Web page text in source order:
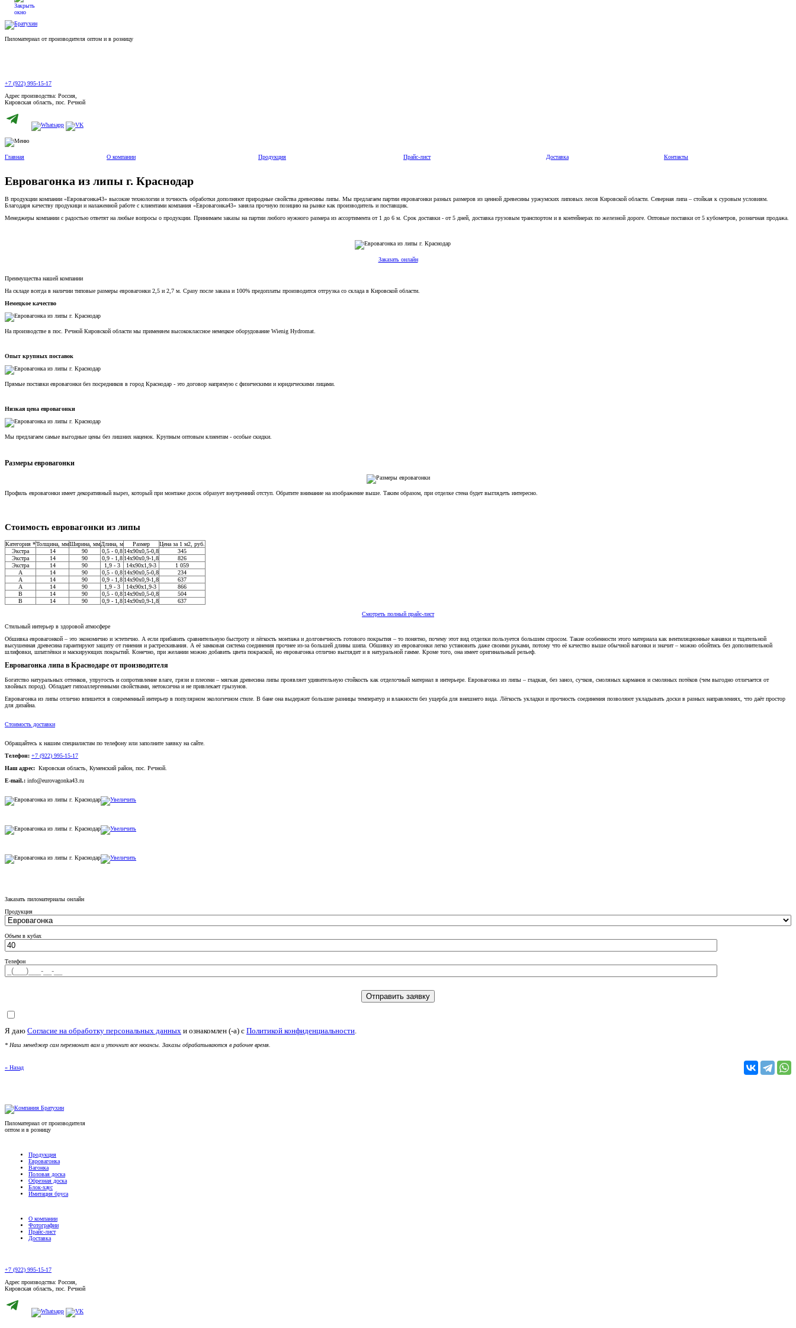
Пиломатериал от производителя оптом и в розницу
+7 (922) 995-15-17
Адрес производства: Россия,
Кировская область, пос. Речной
Главная О компании Продукция Прайс-лист Доставка Контакты
Евровагонка из липы г. Краснодар
В продукции компании «Евровагонка43» высокие технологии и точность обработки дополняют природные свойства древесины липы. Мы предлагаем партии евровагонки разных размеров из ценной древесины уржумских липовых лесов Кировской области. Северная липа – стойкая к суровым условиям.
Благодаря качеству продукици и налаженной работе с клиентами компания «Евровагонка43» заняла прочную позицию на рынке как производитель и поставщик.
Менеджеры компании с радостью ответят на любые вопросы о продукции. Принимаем заказы на партии любого нужного размера из ассортимента от 1 до 6 м. Срок доставки - от 5 дней, доставка грузовым транспортом и в контейнерах по железной дороге. Оптовые поставки от 5 кубометров, розничная продажа.
Заказать онлайн
Преимущества нашей компании
На складе всегда в наличии типовые размеры евровагонки 2,5 и 2,7 м. Сразу после заказа и 100% предоплаты производится отгрузка со склада в Кировской области.
Немецкое качество
На производстве в пос. Речной Кировской области мы применяем высококлассное немецкое оборудование Wienig Hydromat.
Опыт крупных поставок
Прямые поставки евровагонки без посредников в город Краснодар - это договор напрямую с физическими и юридическими лицами.
Низкая цена евровагонки
Мы предлагаем самые выгодные цены без лишних наценок. Крупным оптовым клиентам - особые скидки.
Размеры евровагонки
Профиль евровагонки имеет декоративный вырез, который при монтаже досок образует внутренний отступ. Обратите внимание на изображение выше. Таким образом, при отделке стена будет выглядеть интересно.
Стоимость евровагонки из липы
Категория *Толщина, ммШирина, ммДлина, м Размер
Цена за 1 м2, руб.
Экстра
14 90 0,5 - 0,8 14х90х0,5-0,8
345
Экстра
14 90 0,9 - 1,8 14x90x0,9-1,8
826
Экстра
14 90 1,9 - 3 14x90x1,9-3
1 059
A
14 90 0,5 - 0,8 14x90x0,5-0,8
234
A
14 90 0,9 - 1,8 14x90x0,9-1,8
637
A
14 90 1,9 - 3 14x90x1,9-3
866
В
14 90 0,5 - 0,8 14x90x0,5-0,8
504
В
14 90 0,9 - 1,8 14x90x0,9-1,8
637
Смотреть полный прайс-лист
Стильный интерьер в здоровой атмосфере
Обшивка евровагонкой – это экономично и эстетично. А если прибавить сравнительную быстроту и лёгкость монтажа и долговечность готового покрытия – то понятно, почему этот вид отделки пользуется большим спросом. Такие особенности этого материала как вентиляционные канавки и тщательной
высушенная древесина гарантируют защиту от гниения и растрескивания. А её замковая система соединения прочнее из-за большей длины шипа. Обшивку из евровагонки легко установить даже своими руками, потому что её качество выше обычной вагонки и значит – можно обойтись без дополнительной
шлифовки, шпатлёвки и маскирующих покрытий. Конечно, при желании можно добавить цвета покраской, но евровагонка отлично выглядит и в натуральной гамме. Кроме того, она имеет оригинальный рельеф.
Евровагонка липа в Краснодаре от производителя
Богатство натуральных оттенков, упругость и сопротивление влаге, грязи и плесени – мягкая древесина липы проявляет удивительную стойкость как отделочный материал в интерьере. Евровагонка из липы – гладкая, без заноз, сучков, смоляных карманов и смоляных потёков (чем выгодно отличается от
хвойных пород). Обладает гипоаллергенными свойствами, нетоксична и не привлекает грызунов.
Евровагонка из липы отлично впишется в современный интерьер в популярном экологичном стиле. В бане она выдержит большие разницы температур и влажности без ущерба для внешнего вида. Лёгкость укладки и прочность соединения позволяют укладывать доски в разных направлениях, что даёт простор
для дизайна.
Стоимость доставки
Обращайтесь к нашим специалистам по телефону или заполните заявку на сайте.
Телефон: +7 (922) 995-15-17
Наш адрес: Кировская область, Куменский район, пос. Речной.
E-mail.: info@eurovagonka43.ru
Заказать пиломатериалы онлайн
Продукция
Объем в кубах
Телефон
Я даю Согласие на обработку персональных данных и ознакомлен (-а) c Политикой конфиденциальности
* Наш менеджер сам перезвонит вам и уточнит все нюансы. Заказы обрабатываются в рабочее время.
« Назад
Пиломатериал от производителя
оптом и в розницу
Продукция
Евровагонка
Вагонка
Половая доска
Обрезная доска
Блок-хаус
Имитация бруса
О компании
Фотографии
Прайс-лист
Доставка
+7 (922) 995-15-17
Адрес производства: Россия,
Кировская область, пос. Речной